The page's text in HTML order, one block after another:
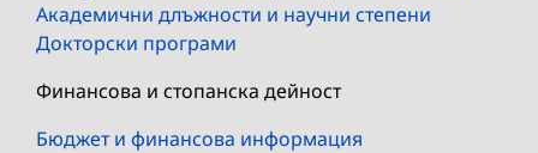
Академични длъжности и научни степени
Докторски програми
Финансова и стопанска дейност
Бюджет и финансова информация